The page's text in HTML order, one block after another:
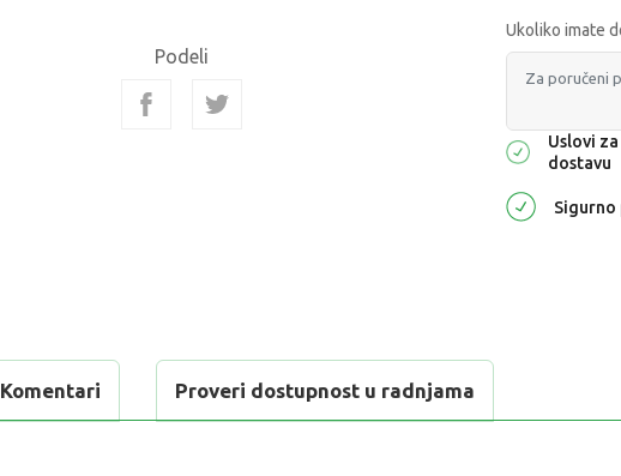
Podeli
Ukoliko imate
Uslovi
dostavu
Sigurno
Komentari Proveri dostupnost u radnjama